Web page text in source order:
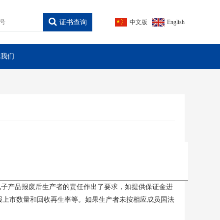
中文版 English
证书查询
们
产品报废后生产者的责任作出了要求，如提供保证金进
市数量和回收再生率等。如果生产者未按相应成员国法